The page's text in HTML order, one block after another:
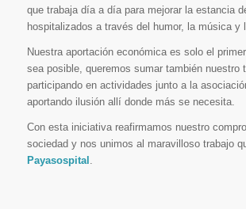
que trabaja día a día para mejorar la estancia
hospitalizados a través del humor, la música y
Nuestra aportación económica es solo el
sea posible, queremos sumar también nuestro
participando en actividades junto a la
aportando ilusión allí donde más se necesita.
Con esta iniciativa reafirmamos nuestro
sociedad y nos unimos al maravilloso trabajo
Payasospital .